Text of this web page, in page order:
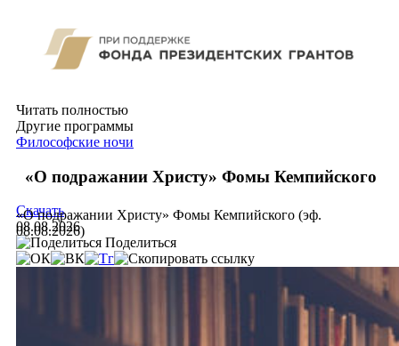
Читать полностью
Другие программы
Философские ночи
«О подражании Христу» Фомы Кемпийского
«О подражании Христу» Фомы Кемпийского (эф.
08.08.2026)
Скачать
08.08.2026
Поделиться